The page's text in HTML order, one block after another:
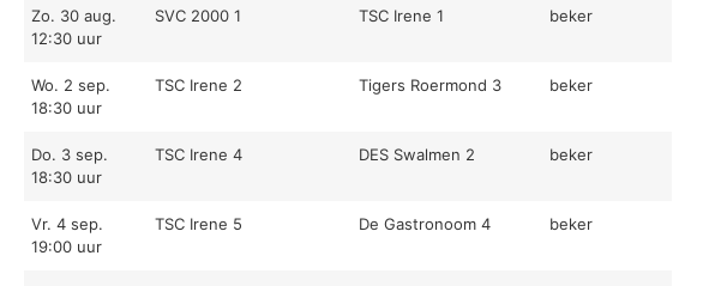
Zo. 30 aug.
12:30 uur
SVC 2000 1 TSC Irene 1 beker
Wo. 2 sep.
18:30 uur
TSC Irene 2 Tigers Roermond 3 beker
Do. 3 sep.
18:30 uur
TSC Irene 4 DES Swalmen 2 beker
Vr. 4 sep.
19:00 uur
TSC Irene 5 De Gastronoom 4 beker